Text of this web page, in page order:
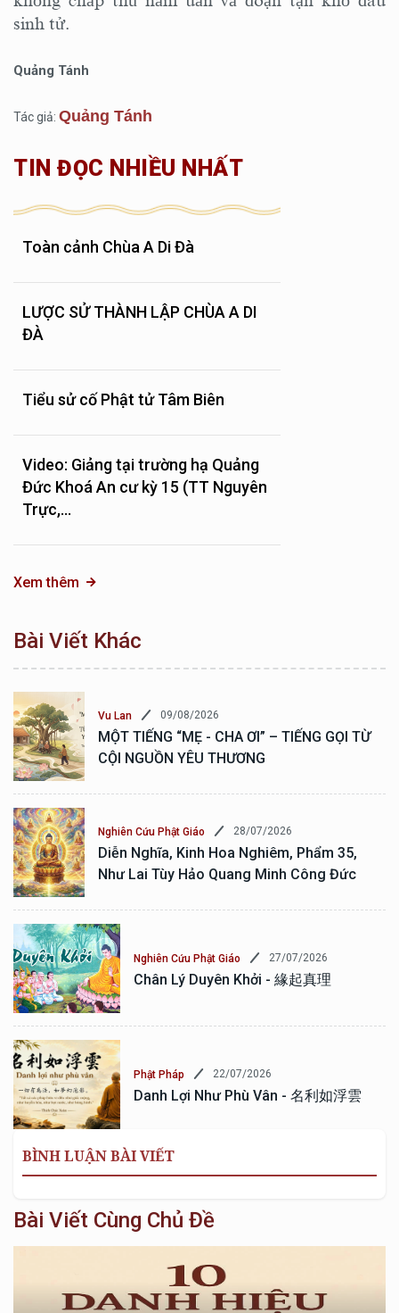
sinh tử.
Quảng Tánh
Tác giả: Quảng Tánh
TIN ĐỌC NHIỀU NHẤT
Toàn cảnh Chùa A Di Đà
LƯỢC SỬ THÀNH LẬP CHÙA A DI
ĐÀ
Tiểu sử cố Phật tử Tâm Biên
Video: Giảng tại trường hạ Quảng
Đức Khoá An cư kỳ 15 (TT Nguyên
Trực,...
Xem thêm
Bài Viết Khác
Vu Lan 09/08/2026
MỘT TIẾNG “MẸ - CHA ƠI” – TIẾNG GỌI TỪ
CỘI NGUỒN YÊU THƯƠNG
Nghiên Cứu Phật Giáo 28/07/2026
Diễn Nghĩa, Kinh Hoa Nghiêm, Phẩm 35,
Như Lai Tùy Hảo Quang Minh Công Đức
Nghiên Cứu Phật Giáo 27/07/2026
Chân Lý Duyên Khởi - 緣起真理
Phật Pháp 22/07/2026
Danh Lợi Như Phù Vân - 名利如浮雲
BÌNH LUẬN BÀI VIẾT
Bài Viết Cùng Chủ Đề